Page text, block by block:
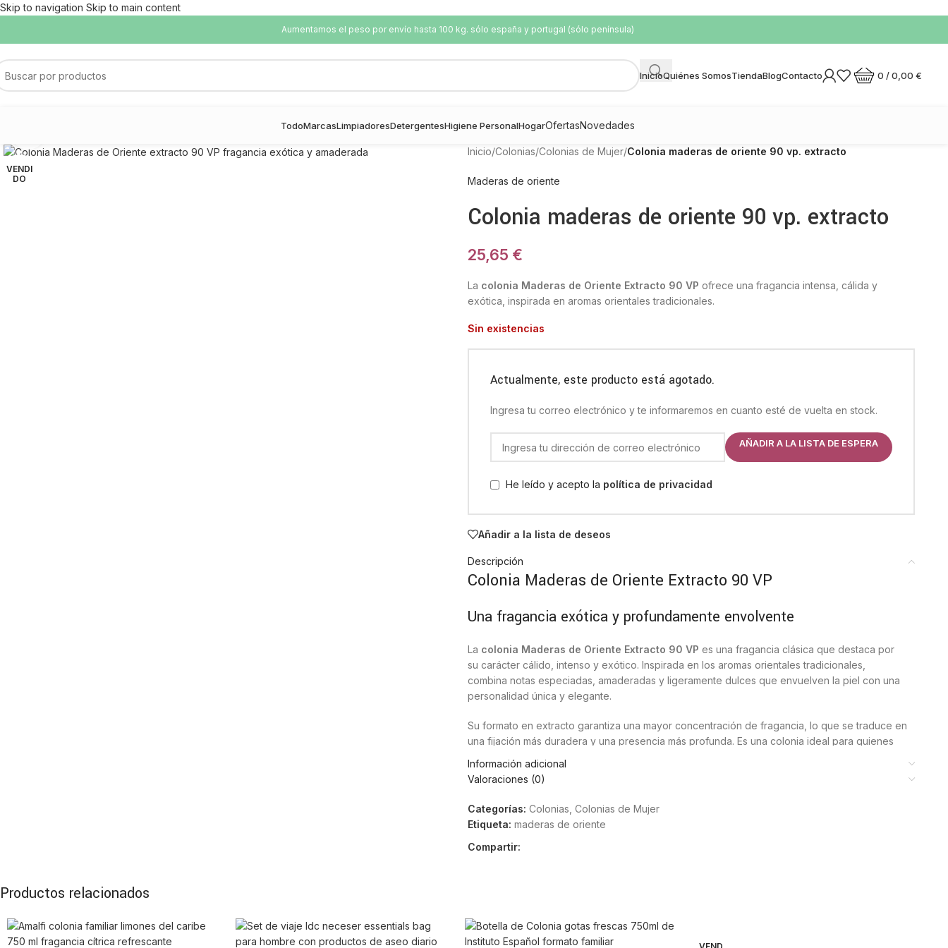
Skip to navigation Skip to main content
Aumentamos el peso por envío hasta 100 kg. sólo españa y portugal (sólo península)
InicioQuiénes SomosTiendaBlogContacto 0 /0,00 €
TodoMarcasLimpiadoresDetergentesHigiene PersonalHogarOfertasNovedades
VENDI
DO
Inicio/Colonias/Colonias de Mujer/Colonia maderas de oriente 90 vp. extracto
Maderas de oriente
Colonia maderas de oriente 90 vp. extracto
25,65 €
La colonia Maderas de Oriente Extracto 90 VP ofrece una fragancia intensa, cálida y
exótica, inspirada en aromas orientales tradicionales.
Sin existencias
Actualmente, este producto está agotado.
Ingresa tu correo electrónico y te informaremos en cuanto esté de vuelta en stock.
AÑADIR A LA LISTA DE ESPERA
He leído y acepto la política de privacidad
Añadir a la lista de deseos
Descripción
Colonia Maderas de Oriente Extracto 90 VP
Una fragancia exótica y profundamente envolvente
La colonia Maderas de Oriente Extracto 90 VP es una fragancia clásica que destaca por
su carácter cálido, intenso y exótico. Inspirada en los aromas orientales tradicionales,
combina notas especiadas, amaderadas y ligeramente dulces que envuelven la piel con una
personalidad única y elegante.
Su formato en extracto garantiza una mayor concentración de fragancia, lo que se traduce en
una fijación más duradera y una presencia más profunda. Es una colonia ideal para quienes
como para la noche.
entre intensidad y suavidad. Sus notas cálidas evocan ambientes orientales, maderas nobles
y especias aromáticas, creando una experiencia olfativa rica y envolvente.
Características principales de Maderas de Oriente Extracto
Información adicional
Valoraciones (0)
Categorías: Colonias Colonias de Mujer
Etiqueta: maderas de oriente
Compartir:
Productos relacionados